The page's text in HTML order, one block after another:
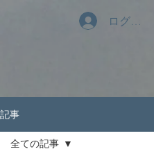
ログイン
記事
全ての記事